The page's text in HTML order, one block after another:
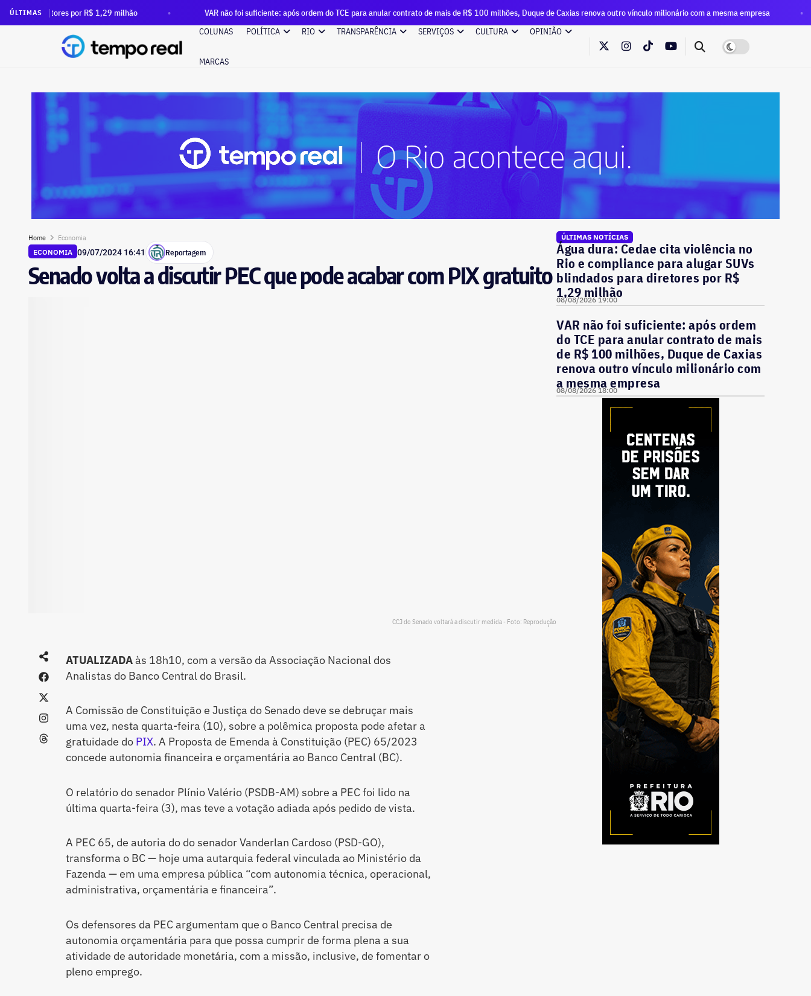
ÚLTIMAS
por R$ 1,29 milhão VAR não foi suficiente: após ordem do TCE para anular contrato de mais de R$ 100 milhões, Duque de Caxias renova outro vínculo milionário com a mesma empresa
Eleições
COLUNAS
POLÍTICA RIO TRANSPARÊNCIA SERVIÇOS CULTURA OPINIÃO
MARCAS
Home
Economia
ECONOMIA 09/07/2024 16:41 Reportagem
Senado volta a discutir PEC que pode acabar com PIX gratuito
CCJ do Senado voltará a discutir medida - Foto: Reprodução
ATUALIZADAàs 18h10, com a versão da Associação Nacional dos
Analistas do Banco Central do Brasil.
A Comissão de Constituição e Justiça do Senado deve se debruçar mais
uma vez, nesta quarta-feira (10), sobre a polêmica proposta pode afetar a
gratuidade do PIX. A Proposta de Emenda à Constituição (PEC) 65/2023
concede autonomia financeira e orçamentária ao Banco Central (BC).
O relatório do senador Plínio Valério (PSDB-AM) sobre a PEC foi lido na
última quarta-feira (3), mas teve a votação adiada após pedido de vista.
A PEC 65, de autoria do do senador Vanderlan Cardoso (PSD-GO),
transforma o BC — hoje uma autarquia federal vinculada ao Ministério da
Fazenda — em uma empresa pública “com autonomia técnica, operacional,
administrativa, orçamentária e financeira”.
Os defensores da PEC argumentam que o Banco Central precisa de
autonomia orçamentária para que possa cumprir de forma plena a sua
atividade de autoridade monetária, com a missão, inclusive, de fomentar o
pleno emprego.
ÚLTIMAS NOTÍCIAS
Água dura: Cedae cita violência no
Rio e compliance para alugar SUVs
blindados para diretores por R$
1,29 milhão
08/08/2026 19:00
VAR não foi suficiente: após ordem
do TCE para anular contrato de mais
de R$ 100 milhões, Duque de Caxias
renova outro vínculo milionário com
a mesma empresa
08/08/2026 18:00